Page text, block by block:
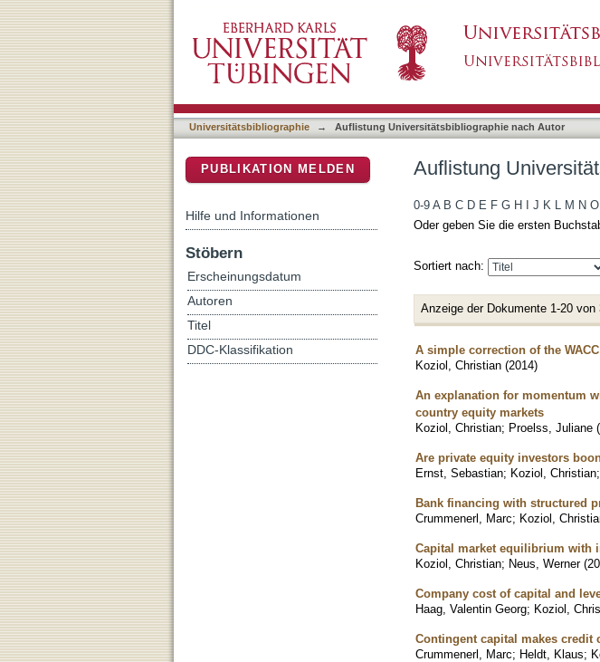
Universitätsbibliographie → Auflistung Universitätsbibliographie nach Autor
Auflistung
0-9 A B C D E F G H J K L M N O
Oder geben Sie die ersten
Sortiert nach:
Anzeige der Dokumente 1-20 von
A simple correction of the
Koziol, Christian (2014)
An explanation for momentum
country equity markets
Koziol, Christian; Proelss, Juliane (
Are private equity investors
Ernst, Sebastian; Koziol, Christian;
Bank financing with structured
Crummenerl, Marc; Koziol,
Capital market equilibrium with
Koziol, Christian; Neus, Werner (
Company cost of capital and
Haag, Valentin Georg; Koziol,
Contingent capital makes credit
Crummenerl, Marc; Heldt, Klaus;
PUBLIKATION MELDEN
Hilfe und Informationen
Stöbern
Erscheinungsdatum
Autoren
Titel
DDC-Klassifikation